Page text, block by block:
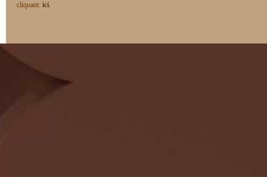
cliquant: ici.